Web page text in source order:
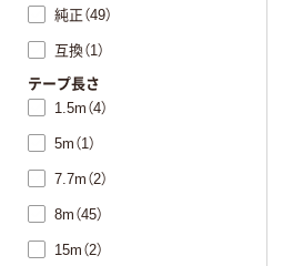
純正（49）
互換（1）
テープ長さ
1.5m（4）
5m（1）
7.7m（2）
8m（45）
15m（2）